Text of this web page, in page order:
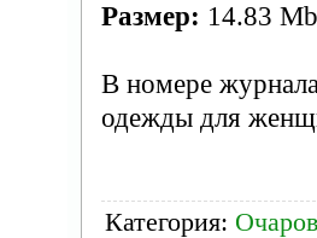
Размер: 14.83 Mb
В номере
одежды для
Категория: